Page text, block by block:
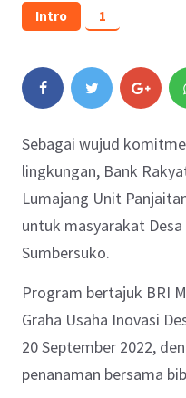
Intro 1
Sebagai wujud
lingkungan, Bank
Lumajang Unit
untuk masyarakat
Sumbersuko.
Program bertajuk BRI
Graha Usaha Inovasi
20 September 2022,
penanaman bersama